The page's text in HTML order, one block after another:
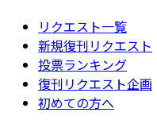
リクエスト一覧
新規復刊リクエスト
投票ランキング
復刊リクエスト企画
初めての方へ